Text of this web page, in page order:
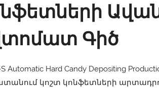
Գիծ
S Automatic Hard Candy Depositing
կոշտ կոնֆետների